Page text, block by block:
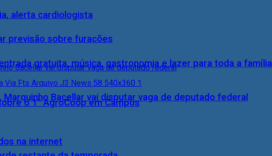
previsão sobre furacões
Bacellar vai disputar vaga de deputado federal
alerta cardiologista
gratuita, música, gastronomia e lazer para toda a família
o 1° AgroCoop em Campos
na internet